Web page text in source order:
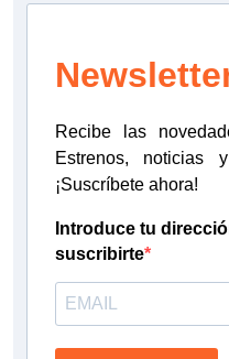
Recibe las
Estrenos, noticias
¡Suscríbete ahora!
Introduce tu
suscribirte